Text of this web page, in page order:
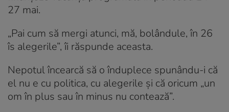
27 mai.
„Pai cum să mergi atunci, mă, bolândule, în 26
îs alegerile”, îi răspunde aceasta.
Nepotul încearcă să o înduplece spunându-i că
el nu e cu politica, cu alegerile și că oricum „un
om în plus sau în minus nu contează”.